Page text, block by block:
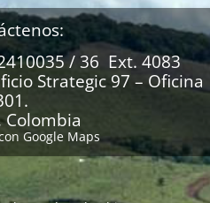
/ 36 Ext. 4083
Strategic 97 – Oficina
Colombia
Google Maps